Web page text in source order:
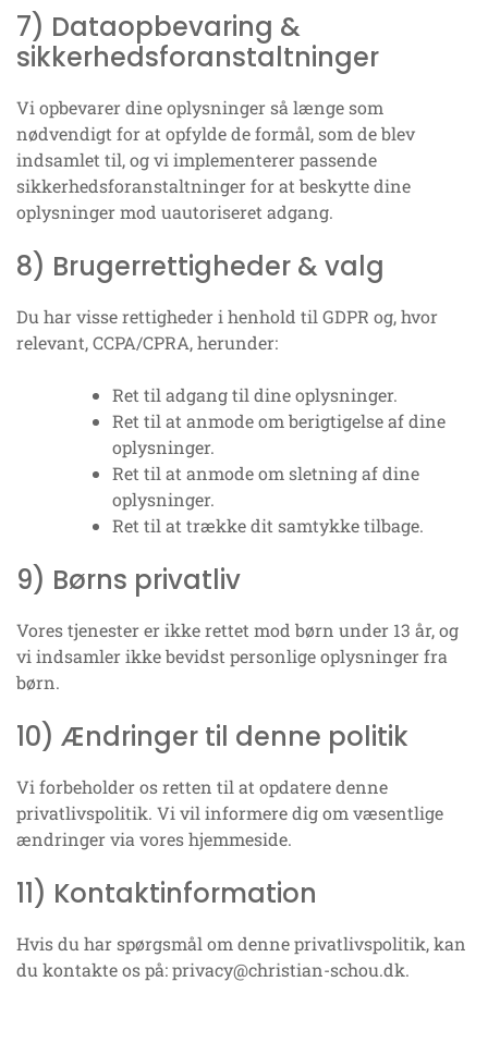
7) Dataopbevaring &
sikkerhedsforanstaltninger
Vi opbevarer dine oplysninger så længe som
nødvendigt for at opfylde de formål, som de blev
indsamlet til, og vi implementerer passende
sikkerhedsforanstaltninger for at beskytte dine
oplysninger mod uautoriseret adgang.
8) Brugerrettigheder & valg
Du har visse rettigheder i henhold til GDPR og, hvor
relevant, CCPA/CPRA, herunder:
Ret til adgang til dine oplysninger.
Ret til at anmode om berigtigelse af dine
oplysninger.
Ret til at anmode om sletning af dine
oplysninger.
Ret til at trække dit samtykke tilbage.
9) Børns privatliv
Vores tjenester er ikke rettet mod børn under 13 år, og
vi indsamler ikke bevidst personlige oplysninger fra
børn.
10) Ændringer til denne politik
Vi forbeholder os retten til at opdatere denne
privatlivspolitik. Vi vil informere dig om væsentlige
ændringer via vores hjemmeside.
11) Kontaktinformation
Hvis du har spørgsmål om denne privatlivspolitik, kan
du kontakte os på:privacy@christian-schou.dk.